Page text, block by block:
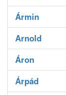
Ármin
Arnold
Áron
Árpád